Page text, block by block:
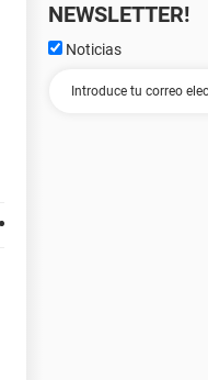
NEWSLETTER!
Noticias